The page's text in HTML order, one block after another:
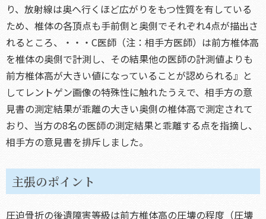
り、放射線は奥へ行くほど広がりをもつ性質を有している
ため、椎体の各頂点も手前側と奥側でそれぞれ4点が描出さ
れるところ、・・・C医師（注：相手方医師）は前方椎体高
を椎体の奥側で計測し、その結果他の医師の計測値よりも
前方椎体高が大きい値になっていることが認められる』と
してレントゲン画像の特殊性に触れたうえで、相手方の意
見書の測定結果が乖離の大きい奥側の椎体高で測定されて
おり、当方の8名の医師の測定結果と乖離する点を指摘し、
相手方の意見書を排斥しました。
主張のポイント
圧迫骨折の後遺障害等級は前方椎体高の圧壊の程度（圧壊